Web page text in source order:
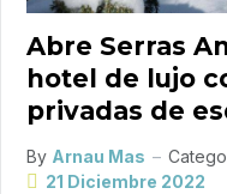
Abre Serras
hotel de lujo
privadas de
By Arnau Mas
21 Diciembre 2022